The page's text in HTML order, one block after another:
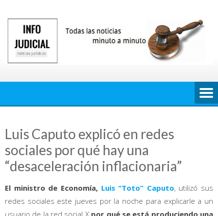
contenido
Luis Caputo explicó en redes
sociales por qué hay una
“desaceleración inflacionaria”
El ministro de Economía, Luis “Toto” Caputo, utilizó sus
redes sociales este jueves por la noche para explicarle a un
usuario de la red social X por qué se está produciendo una